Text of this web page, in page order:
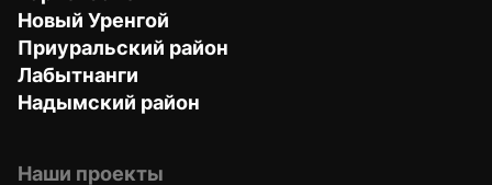
Новый Уренгой
Приуральский район
Лабытнанги
Надымский район
Наши проекты